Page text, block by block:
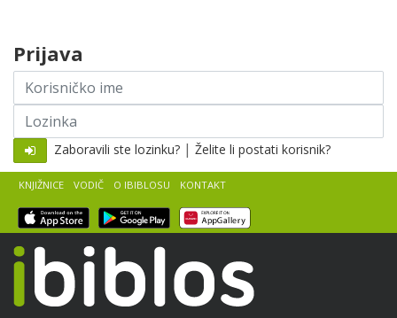
KNJIŽNICE VODIČ O IBIBLOSU KONTAKT
Prijava
Korisničko
ime
Lozinka
Zaboravili ste lozinku? | Želite li postati korisnik?